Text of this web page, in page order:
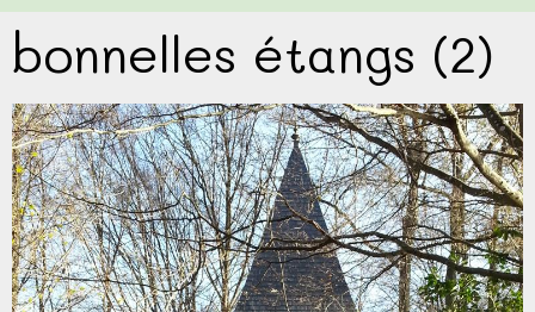
bonnelles étangs (2)